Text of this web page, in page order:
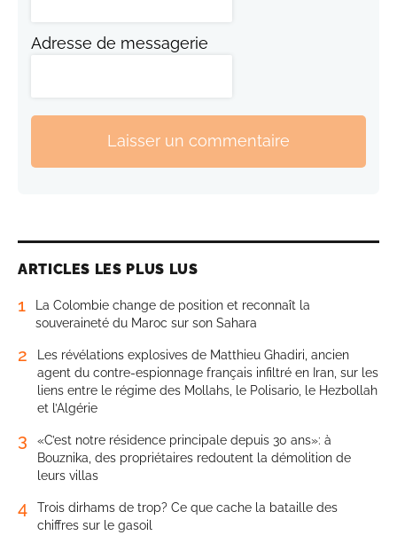
Adresse de messagerie
Laisser un commentaire
ARTICLES LES PLUS LUS
1
La Colombie change de position et reconnaît la
souveraineté du Maroc sur son Sahara
2
Les révélations explosives de Matthieu Ghadiri, ancien
agent du contre-espionnage français infiltré en Iran, sur les
liens entre le régime des Mollahs, le Polisario, le Hezbollah
et l’Algérie
3
«C’est notre résidence principale depuis 30 ans»: à
Bouznika, des propriétaires redoutent la démolition de
leurs villas
4
Trois dirhams de trop? Ce que cache la bataille des
chiffres sur le gasoil